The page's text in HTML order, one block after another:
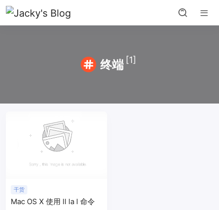
终端 [1]
干货
Mac OS X 使用 ll la l 命令